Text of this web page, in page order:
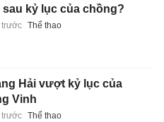
sau kỷ lục của chồng?
Thể thao
Hải vượt kỷ lục của
Vinh
Thể thao